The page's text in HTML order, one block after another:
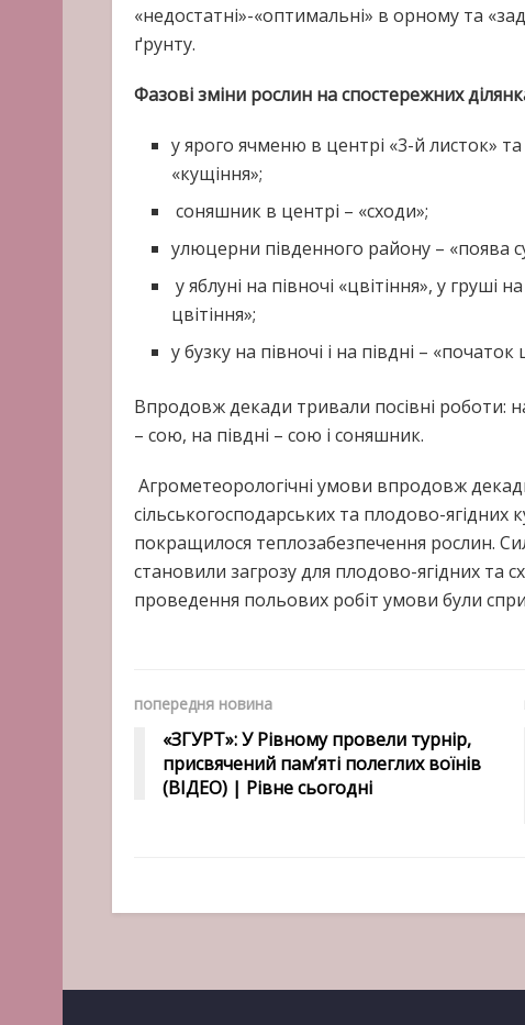
«недостатні»-«оптимальні» в орному та
ґрунту.
Фазові зміни рослин на спостережних
у ярого ячменю в центрі «3-й листок»
«кущіння»;
соняшник в центрі – «сходи»;
улюцерни південного району – «поява
у яблуні на півночі «цвітіння», у груші
цвітіння»;
у бузку на півночі і на півдні – «початок
Впродовж декади тривали посівні роботи: на
– сою, на півдні – сою і соняшник.
Агрометеорологічні умови впродовж
сільськогосподарських та плодово-ягідних
покращилося теплозабезпечення рослин.
становили загрозу для плодово-ягідних та
проведення польових робіт умови були
попередня новина
«ЗГУРТ»: У Рівному провели турнір,
присвячений пам’яті полеглих воїнів
(ВІДЕО) | Рівне сьогодні